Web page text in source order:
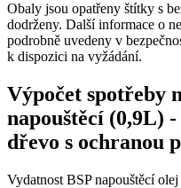
Obaly jsou opatřeny štítky s
dodrženy. Další informace o
podrobně uvedeny v
k dispozici na vyžádání.
Výpočet spotřeby
napouštěcí (0,9L)
dřevo s ochranou
Vydatnost BSP napouštěcí